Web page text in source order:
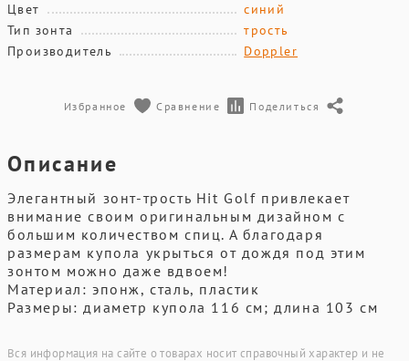
Цвет
синий
Тип зонта
трость
Производитель
Doppler
Избранное Сравнение Поделиться
Описание
Элегантный зонт-трость Hit Golf привлекает
внимание своим оригинальным дизайном с
большим количеством спиц. А благодаря
размерам купола укрыться от дождя под этим
зонтом можно даже вдвоем!
Материал: эпонж, сталь, пластик
Размеры: диаметр купола 116 см; длина 103 см
Вся информация на сайте о товарах носит справочный характер и не